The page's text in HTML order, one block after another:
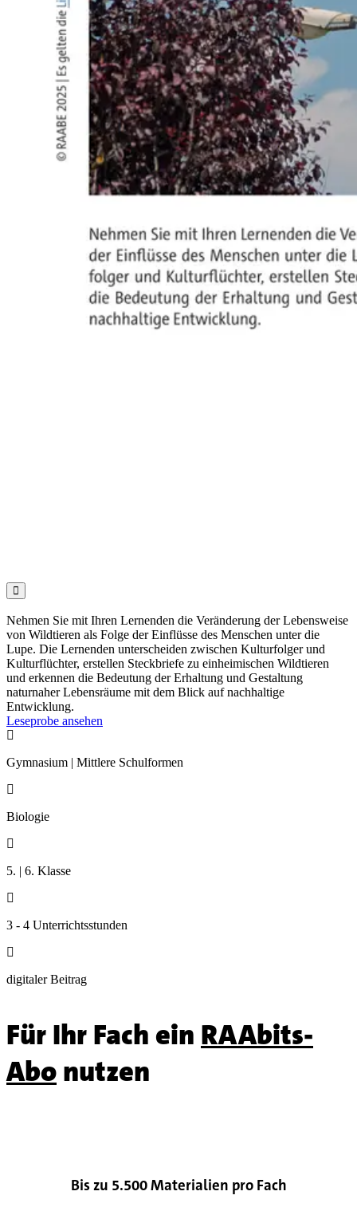

Nehmen Sie mit Ihren Lernenden die Veränderung der Lebensweise
von Wildtieren als Folge der Einflüsse des Menschen unter die
Lupe. Die Lernenden unterscheiden zwischen Kulturfolger und
Kulturflüchter, erstellen Steckbriefe zu einheimischen Wildtieren
und erkennen die Bedeutung der Erhaltung und Gestaltung
naturnaher Lebensräume mit dem Blick auf nachhaltige
Entwicklung.
Leseprobe ansehen

Gymnasium | Mittlere Schulformen

Biologie

5. | 6. Klasse

3 - 4 Unterrichtsstunden

digitaler Beitrag
Für Ihr Fach ein RAAbits-
Abonutzen
Bis zu 5.500 Materialien pro Fach